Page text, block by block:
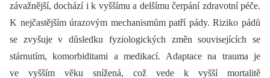
závažnější, dochází i k vyššímu a delšímu čerpání zdravotní péče.
K nejčastějším úrazovým mechanismům patří pády. Riziko pádů
se zvyšuje v důsledku fyziologických změn souvisejících se
stárnutím, komorbiditami a medikací. Adaptace na trauma je
ve vyšším věku snížená, což vede k vyšší mortalitě